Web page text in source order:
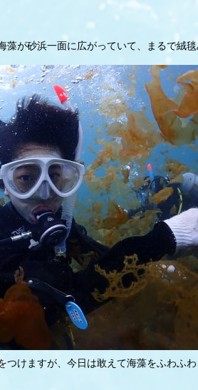
藻が砂浜一面に広がっていて、まるで絨
つけますが、今日は敢えて海藻をふわふ